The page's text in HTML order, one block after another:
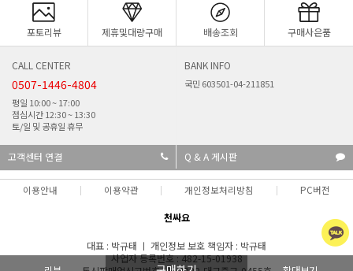
포토리뷰 제휴및대량구매 배송조회 구매사은품
CALL CENTER
0507-1446-4804
평일 10:00 ~ 17:00
점심시간 12:30 ~ 13:30
토/일 및 공휴일 휴무
BANK INFO
국민 603501-04-211851
고객센터 연결 Q & A 게시판
이용안내 이용약관 개인정보처리방침 PC버전
천싸요
대표 : 박규태 ㅣ 개인정보 보호 책임자 : 박규태
사업자 등록번호 : 482-15-01938